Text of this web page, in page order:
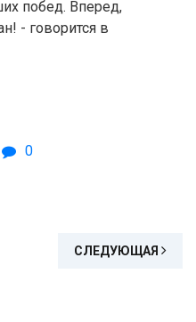
побед. Вперед,
- говорится в
0
СЛЕДУЮЩАЯ